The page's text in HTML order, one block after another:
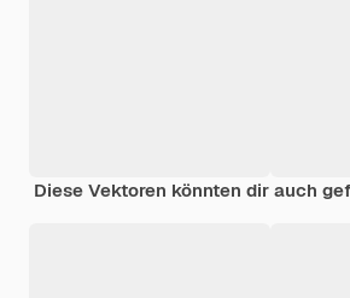
Diese Vektoren könnten dir auch